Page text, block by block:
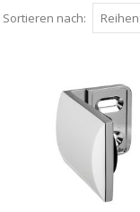
Sortieren nach